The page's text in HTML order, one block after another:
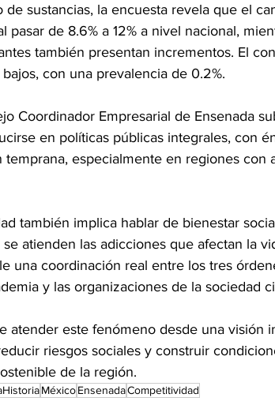
de sustancias, la encuesta revela que el
pasar de 8.6% a 12% a nivel nacional,
también presentan incrementos. El
con una prevalencia de 0.2%.
Coordinador Empresarial de Ensenada
en políticas públicas integrales, con
especialmente en regiones con
también implica hablar de bienestar
atienden las adicciones que afectan la
una coordinación real entre los tres
y las organizaciones de la sociedad
atender este fenómeno desde una visión
riesgos sociales y construir
de la región.
MéxicoEnsenadaCompetitividad